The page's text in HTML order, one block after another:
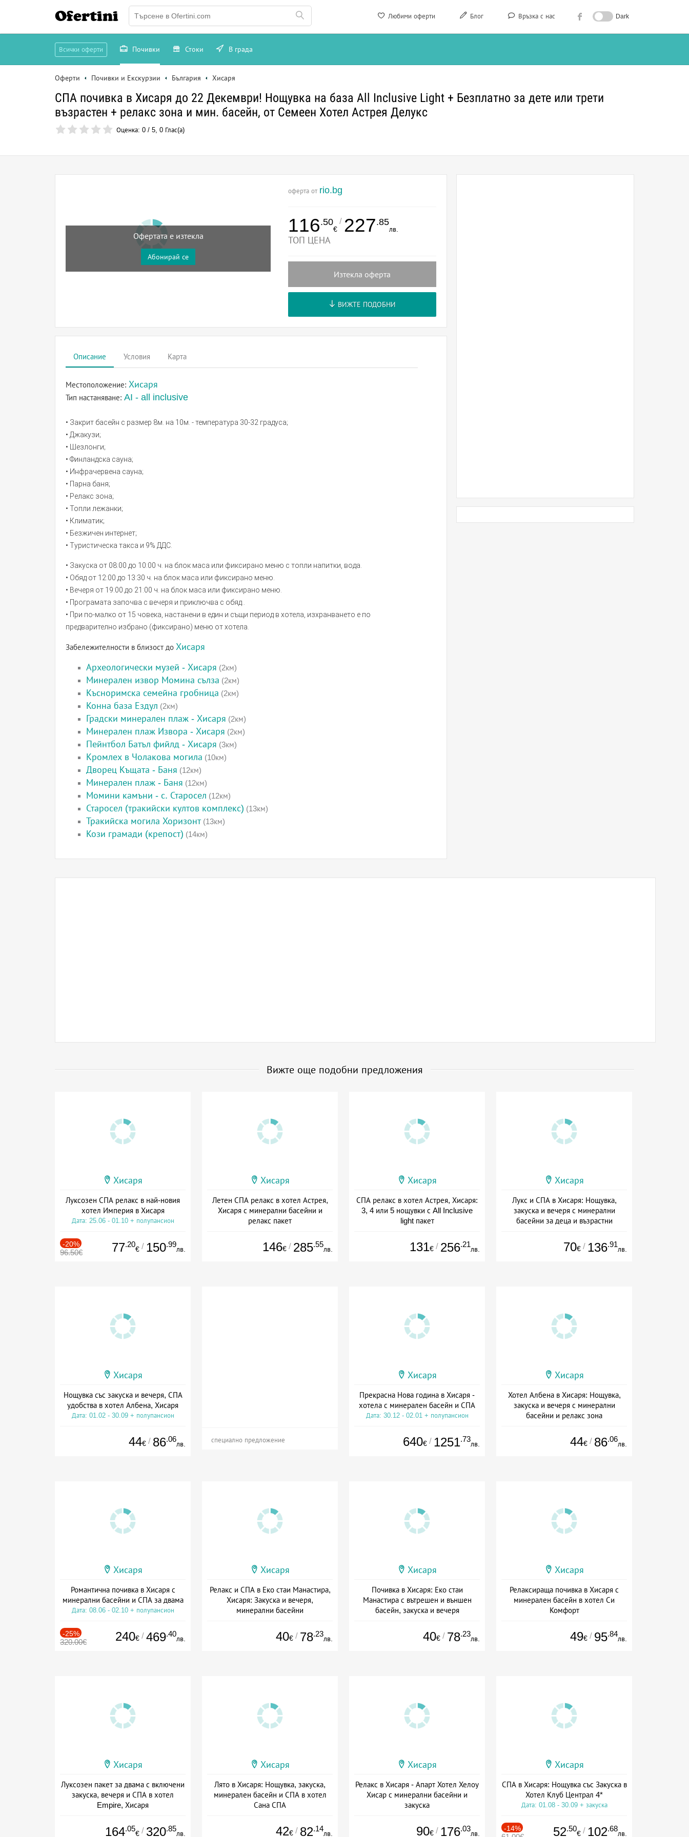
Любими оферти Блог Връзка с нас Dark
Ofertini
Всички оферти Почивки Стоки В града
Оферти Почивки и Екскурзии България Хисаря
СПА почивка в Хисаря до 22 Декември! Нощувка на база All Inclusive Light + Безплатно за дете или трети
възрастен + релакс зона и мин. басейн, от Семеен Хотел Астрея Делукс
Оценка: 0 / 5, 0 Глас(а)
Офертата е изтекла
Абонирай се
оферта от rio.bg
116.50
€
/ 227.85
лв.
ТОП ЦЕНА
Изтекла оферта
ВИЖТЕ ПОДОБНИ
Описание Условия Карта
Местоположение: Хисаря
Тип настаняване: AI - all inclusive
• Закрит басейн с размер 8м. на 10м. - температура 30-32 градуса;
• Джакузи;
• Шезлонги;
• Финландска сауна;
• Инфрачервена сауна;
• Парна баня;
• Релакс зона;
• Топли лежанки;
• Климатик;
• Безжичен интернет;
• Туристическа такса и 9% ДДС.
• Закуска от 08:00 до 10:00 ч. на блок маса или фиксирано меню с топли напитки, вода.
• Обяд от 12:00 до 13:30 ч. на блок маса или фиксирано меню.
• Вечеря от 19:00 до 21:00 ч. на блок маса или фиксирано меню.
• Програмата започва с вечеря и приключва с обяд..
• При по-малко от 15 човека, настанени в един и същи период в хотела, изхранването е по
предварително избрано (фиксирано) меню от хотела.
Забележителности в близост до Хисаря
Археологически музей - Хисаря (2км)
Минерален извор Момина сълза (2км)
Късноримска семейна гробница (2км)
Конна база Ездул (2км)
Градски минерален плаж - Хисаря (2км)
Минерален плаж Извора - Хисаря (2км)
Пейнтбол Батъл фийлд - Хисаря (3км)
Кромлех в Чолакова могила (10км)
Дворец Къщата - Баня (12км)
Минерален плаж - Баня (12км)
Момини камъни - с. Старосел (12км)
Старосел (тракийски култов комплекс) (13км)
Тракийска могила Хоризонт(13км)
Кози грамади (крепост) (14км)
Вижте още подобни предложения
Хисаря
Луксозен СПА релакс в най-новия
хотел Империя в Хисаря
Дата: 25.06 - 01.10 + полупансион
-20%
96.50€ 77.20
€ / 150.99
лв.
Хисаря
Летен СПА релакс в хотел Астрея,
Хисаря с минерални басейни и
релакс пакет
146€ / 285.55
лв.
Хисаря
СПА релакс в хотел Астрея, Хисаря:
3, 4 или 5 нощувки с All Inclusive
light пакет
131€ / 256.21
лв.
Хисаря
Лукс и СПА в Хисаря: Нощувка,
закуска и вечеря с минерални
басейни за деца и възрастни
70€ / 136.91
лв.
Хисаря
Нощувка със закуска и вечеря, СПА
удобства в хотел Албена, Хисаря
Дата: 01.02 - 30.09 + полупансион
44€ / 86.06
лв. специално предложение
Хисаря
Прекрасна Нова година в Хисаря -
хотела с минерален басейн и СПА
Дата: 30.12 - 02.01 + полупансион
640€ / 1251.73
лв.
Хисаря
Хотел Албена в Хисаря: Нощувка,
закуска и вечеря с минерални
басейни и релакс зона
44€ / 86.06
лв.
Хисаря
Романтична почивка в Хисаря с
минерални басейни и СПА за двама
Дата: 08.06 - 02.10 + полупансион
-25%
320.00€ 240€ / 469.40
лв.
Хисаря
Релакс и СПА в Еко стаи Манастира,
Хисаря: Закуска и вечеря,
минерални басейни
40€ / 78.23
лв.
Хисаря
Почивка в Хисаря: Еко стаи
Манастира с вътрешен и външен
басейн, закуска и вечеря
40€ / 78.23
лв.
Хисаря
Релаксираща почивка в Хисаря с
минерален басейн в хотел Си
Комфорт
49€ / 95.84
лв.
Хисаря
Луксозен пакет за двама с включени
закуска, вечеря и СПА в хотел
Empire, Хисаря
164.05
€ / 320.85
лв.
Хисаря
Лято в Хисаря: Нощувка, закуска,
минерален басейн и СПА в хотел
Сана СПА
42€ / 82.14
лв.
Хисаря
Релакс в Хисаря - Апарт Хотел Хелоу
Хисар с минерални басейни и
закуска
90€ / 176.03
лв.
Хисаря
СПА в Хисаря: Нощувка със Закуска в
Хотел Клуб Централ 4*
Дата: 01.08 - 30.09 + закуска
-14% 52.50
€ / 102.68
лв.